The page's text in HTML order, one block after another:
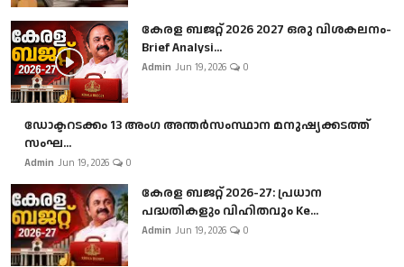
കേരള ബജറ്റ് 2026 2027 ഒരു വിശകലനം-
Brief Analysi...
Admin Jun 19, 2026 0
ഡോക്ടറടക്കം 13 അംഗ അന്തർസംസ്ഥാന മനുഷ്യക്കടത്ത്
സംഘ...
Admin Jun 19, 2026 0
കേരള ബജറ്റ് 2026-27: പ്രധാന
പദ്ധതികളും വിഹിതവും Ke...
Admin Jun 19, 2026 0